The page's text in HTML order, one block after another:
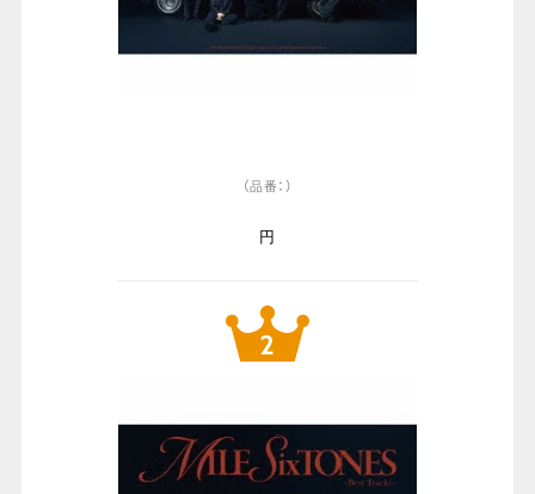
（品番：）
円